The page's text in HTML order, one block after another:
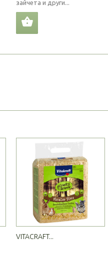
зайчета и други...
VITACRAFT...